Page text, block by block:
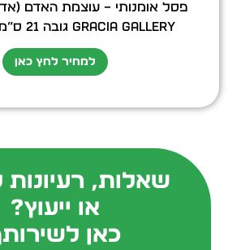
פסל אומנותי – עוצמת האדם
GRACIA GALLERY גובה 21 ס”מ דגם 3454
למחיר לחץ כאן
שאלות, רעיונות
או ייעוץ?
כאן